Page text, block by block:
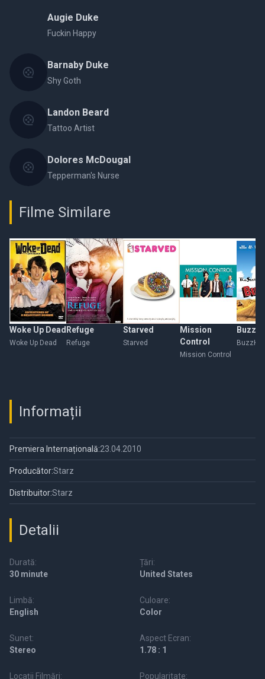
Augie Duke
Fuckin Happy
Barnaby Duke
Shy Goth
Landon Beard
Tattoo Artist
Dolores McDougal
Tepperman's Nurse
Filme Similare
Woke Up Dead
Woke Up Dead
Refuge
Refuge
Starved
Starved
Mission
Control
Mission Control
BuzzKill
Informații
Premiera Internațională:23.04.2010
Producător:Starz
Distribuitor:Starz
Detalii
Durată:
30 minute
Țări:
United States
Limbă:
English
Culoare:
Color
Sunet:
Stereo
Aspect Ecran:
1.78 : 1
Locații Filmări: Popularitate: